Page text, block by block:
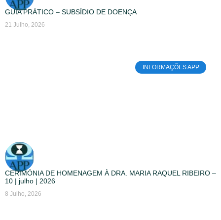
GUIA PRÁTICO – SUBSÍDIO DE DOENÇA
21 Julho, 2026
INFORMAÇÕES APP
CERIMÓNIA DE HOMENAGEM À DRA. MARIA RAQUEL RIBEIRO –
10 | julho | 2026
8 Julho, 2026